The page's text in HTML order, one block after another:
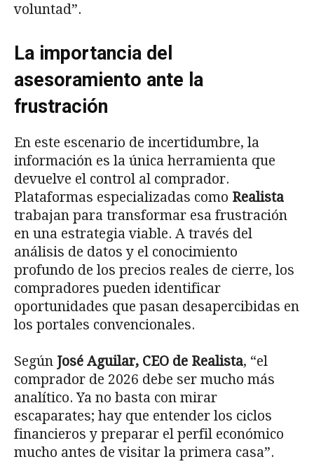
voluntad”.
La importancia del
asesoramiento ante la
frustración
En este escenario de incertidumbre, la
información es la única herramienta que
devuelve el control al comprador.
Plataformas especializadas como Realista
trabajan para transformar esa frustración
en una estrategia viable. A través del
análisis de datos y el conocimiento
profundo de los precios reales de cierre, los
compradores pueden identificar
oportunidades que pasan desapercibidas en
los portales convencionales.
Según José Aguilar, CEO de Realista, “el
comprador de 2026 debe ser mucho más
analítico. Ya no basta con mirar
escaparates; hay que entender los ciclos
financieros y preparar el perfil económico
mucho antes de visitar la primera casa”.